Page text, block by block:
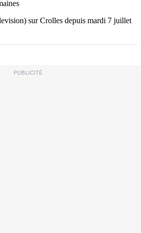
PUBLICITÉ